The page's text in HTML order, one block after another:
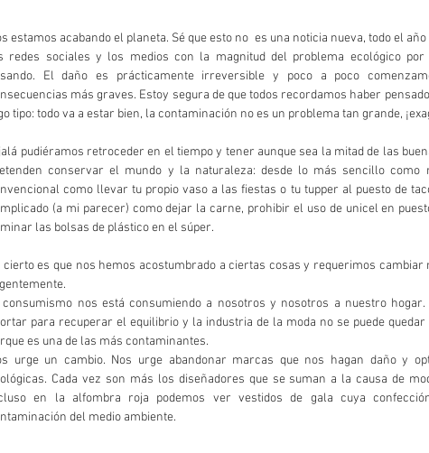
estamos acabando el planeta. Sé que esto no  es una noticia nueva, todo el
redes sociales y los medios con la magnitud del problema ecológico por
El daño es prácticamente irreversible y poco a poco
más graves. Estoy segura de que todos recordamos haber
tipo: todo va a estar bien, la contaminación no es un problema tan grande,
conservar el mundo y la naturaleza: desde lo más sencillo como
como llevar tu propio vaso a las fiestas o tu tupper al puesto de
(a mi parecer) como dejar la carne, prohibir el uso de unicel en
las bolsas de plástico en el súper.
cierto es que nos hemos acostumbrado a ciertas cosas y requerimos cambiar
consumismo nos está consumiendo a nosotros y nosotros a nuestro hogar.
para recuperar el equilibrio y la industria de la moda no se puede
es una de las más contaminantes.
urge un cambio. Nos urge abandonar marcas que nos hagan daño y
Cada vez son más los diseñadores que se suman a la causa de
en la alfombra roja podemos ver vestidos de gala cuya
del medio ambiente.